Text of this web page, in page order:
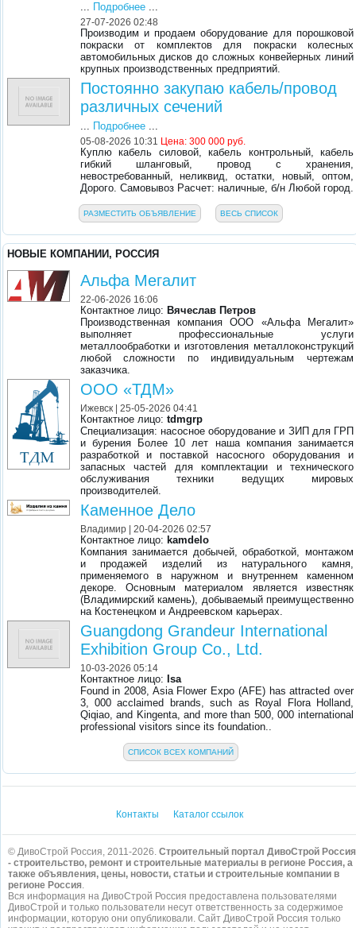
... Подробнее...
27-07-2026 02:48
Производим и продаем оборудование для порошковой
покраски от комплектов для покраски колесных
автомобильных дисков до сложных конвейерных линий
крупных производственных предприятий.
Постоянно закупаю кабель/провод
различных сечений
... Подробнее...
05-08-2026 10:31 Цена: 300 000 руб.
Куплю кабель силовой, кабель контрольный, кабель
гибкий шланговый, провод с хранения,
невостребованный, неликвид, остатки, новый, оптом,
Дорого. Самовывоз Расчет: наличные, б/н Любой город.
РАЗМЕСТИТЬ ОБЪЯВЛЕНИЕ ВЕСЬ СПИСОК
НОВЫЕ КОМПАНИИ, РОССИЯ
Альфа Мегалит
22-06-2026 16:06
Контактное лицо: Вячеслав Петров
Производственная компания ООО «Альфа Мегалит»
выполняет профессиональные услуги
металлообработки и изготовления металлоконструкций
любой сложности по индивидуальным чертежам
заказчика.
ООО «ТДМ»
Ижевск| 25-05-2026 04:41
Контактное лицо: tdmgrp
Специализация: насосное оборудование и ЗИП для ГРП
и бурения Более 10 лет наша компания занимается
разработкой и поставкой насосного оборудования и
запасных частей для комплектации и технического
обслуживания техники ведущих мировых
производителей.
Каменное Дело
Владимир| 20-04-2026 02:57
Контактное лицо: kamdelo
Компания занимается добычей, обработкой, монтажом
и продажей изделий из натурального камня,
применяемого в наружном и внутреннем каменном
декоре. Основным материалом является известняк
(Владимирский камень), добываемый преимущественно
на Костенецком и Андреевском карьерах.
Guangdong Grandeur International
Exhibition Group Co., Ltd.
10-03-2026 05:14
Контактное лицо: Isa
Found in 2008, Asia Flower Expo (AFE) has attracted over
3, 000 acclaimed brands, such as Royal Flora Holland,
Qiqiao, and Kingenta, and more than 500, 000 international
professional visitors since its foundation..
СПИСОК ВСЕХ КОМПАНИЙ
Контакты Каталог ссылок
© ДивоСтрой Россия, 2011-2026. Строительный портал ДивоСтрой Россия
- строительство, ремонт и строительные материалы в регионе Россия, а
также объявления, цены, новости, статьи и строительные компании в
регионе Россия.
Вся информация на ДивоСтрой Россия предоставлена пользователями
ДивоСтрой и только пользователи несут ответственность за содержимое
информации, которую они опубликовали. Сайт ДивоСтрой Россия только